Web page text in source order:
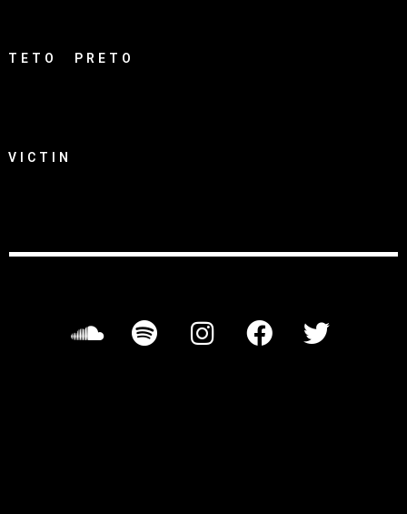
TETO PRETO
VICTIN